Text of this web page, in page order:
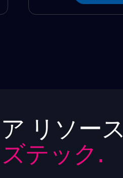
リソース
テック.